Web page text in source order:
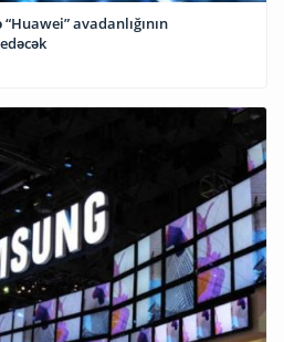
avadanlığının